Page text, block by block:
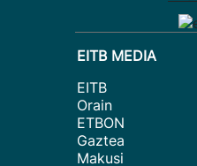
EITB MEDIA
EITB
Orain
ETBON
Gaztea
Makusi